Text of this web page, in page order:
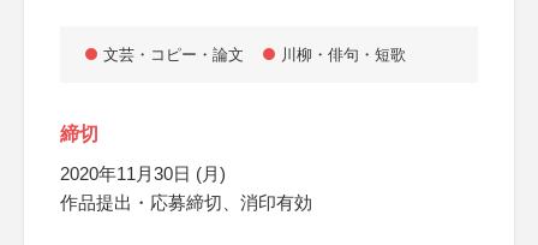
文芸・コピー・論文 川柳・俳句・短歌
締切
2020年11月30日 (月)
作品提出・応募締切、消印有効